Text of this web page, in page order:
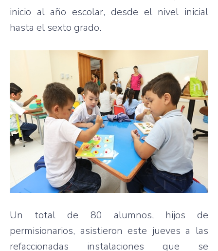
inicio al año escolar, desde el nivel inicial
hasta el sexto grado.
Un total de 80 alumnos, hijos de
permisionarios, asistieron este jueves a las
refaccionadas instalaciones que se